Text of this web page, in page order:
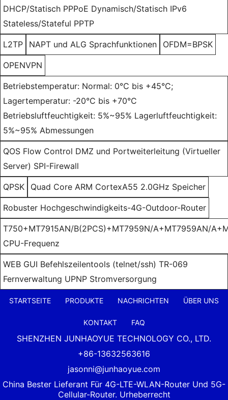
DHCP/Statisch PPPoE Dynamisch/Statisch IPv6
Stateless/Stateful PPTP
L2TP NAPT und ALG Sprachfunktionen OFDM=BPSK
OPENVPN
Betriebstemperatur: Normal: 0°C bis +45°C;
Lagertemperatur: -20°C bis +70°C
Betriebsluftfeuchtigkeit: 5%~95% Lagerluftfeuchtigkeit:
5%~95% Abmessungen
QOS Flow Control DMZ und Portweiterleitung (Virtueller
Server) SPI-Firewall
QPSK Quad Core ARM CortexA55 2.0GHz Speicher
Robuster Hochgeschwindigkeits-4G-Outdoor-Router
T750+MT7915AN/B(2PCS)+MT7959N/A+MT7959AN/
CPU-Frequenz
WEB GUI Befehlszeilentools (telnet/ssh) TR-069
Fernverwaltung UPNP Stromversorgung
STARTSEITE PRODUKTE NACHRICHTEN ÜBER UNS
KONTAKT FAQ
SHENZHEN JUNHAOYUE TECHNOLOGY CO., LTD.
+86-13632563616
jasonni@junhaoyue.com
China Bester Lieferant Für 4G-LTE-WLAN-Router Und 5G-
Cellular-Router. Urheberrecht